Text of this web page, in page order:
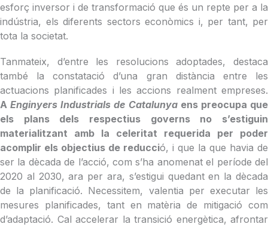
esforç inversor i de transformació que és un repte per a la
indústria, els diferents sectors econòmics i, per tant, per
tota la societat.
Tanmateix, d’entre les resolucions adoptades, destaca
també la constatació d’una gran distància entre les
actuacions planificades i les accions realment empreses.
AEnginyers Industrials de Catalunyaens preocupa que
els plans dels respectius governs no s’estiguin
materialitzant amb la celeritat requerida per poder
acomplir els objectius de reducció, i que la que havia de
ser la dècada de l’acció, com s’ha anomenat el període del
2020 al 2030, ara per ara, s’estigui quedant en la dècada
de la planificació. Necessitem, valentia per executar les
mesures planificades, tant en matèria de mitigació com
d’adaptació. Cal accelerar la transició energètica, afrontar